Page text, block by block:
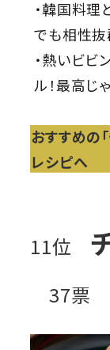
・韓国料
でも相性抜
・熱いビ
ル！最高じ
おすすめの
レシピへ
11位
37票